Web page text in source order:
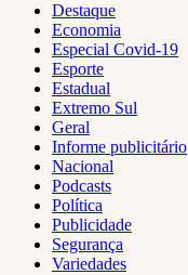
Destaque
Economia
Especial Covid-19
Esporte
Estadual
Extremo Sul
Geral
Informe publicitário
Nacional
Podcasts
Política
Publicidade
Segurança
Variedades